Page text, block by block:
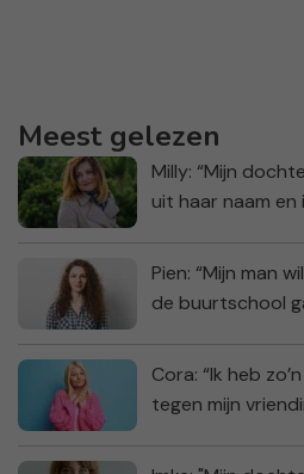
Meest gelezen
Milly: “Mijn
uit haar naam en
Pien: “Mijn man
de buurtschool
Cora: “Ik heb
tegen mijn